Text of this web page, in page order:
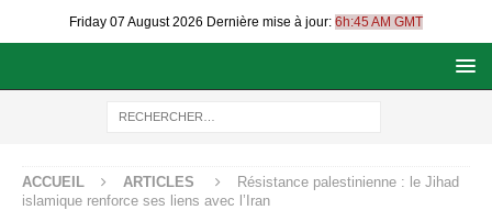
Friday 07 August 2026 Dernière mise à jour: 6h:45 AM GMT
ACCUEIL ARTICLES
Résistance palestinienne : le Jihad
islamique renforce ses liens avec l’Iran